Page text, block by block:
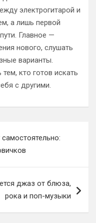
электрогитарой и
а лишь первой
Главное —
нового, слушать
варианты.
кто готов искать
с другими.
джаз от блюза,
рока и поп-музыки